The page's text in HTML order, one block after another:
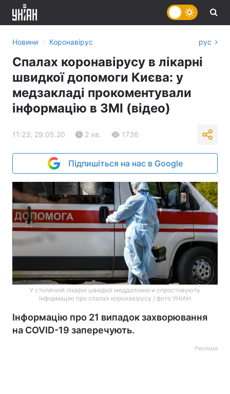
Новини › Коронавірус рус
Спалах коронавірусу в лікарні
швидкої допомоги Києва: у
медзакладі прокоментували
інформацію в ЗМІ (відео)
11:23, 29.05.20 2 хв. 1736
Підпишіться на нас в Google
У столичній лікарні швидкої меддопомоги спростовують
інформацію про спалах коронавірусу / фото УНІАН
Інформацію про 21 випадок захворювання
на COVID-19 заперечують.
Реклама